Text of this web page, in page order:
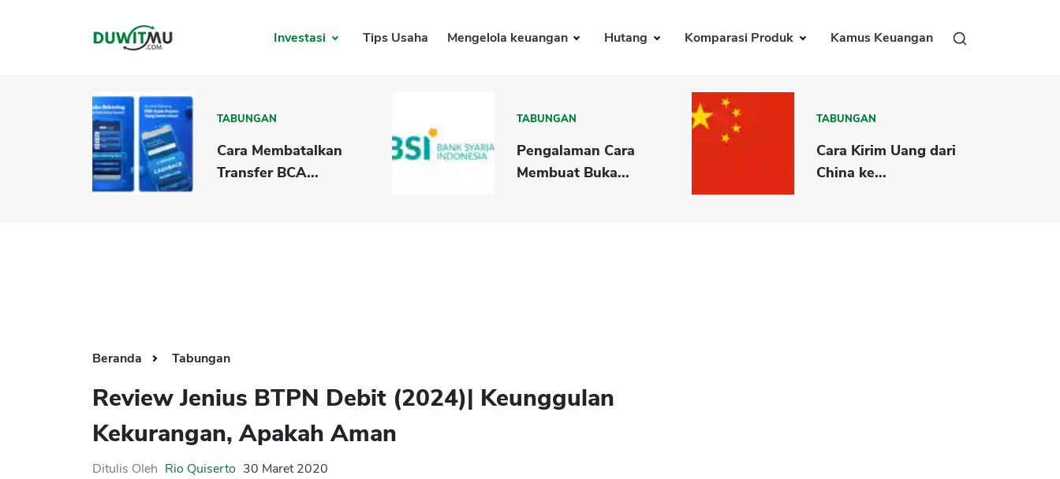
Investasi Tips Usaha Mengelola keuangan Hutang Komparasi Produk Kamus Keuangan
TABUNGAN
Cara Membatalkan
Transfer BCA...
TABUNGAN
Pengalaman Cara
Membuat Buka...
TABUNGAN
Cara Kirim Uang dari
China ke...
Beranda Tabungan
Review Jenius BTPN Debit (2024)| Keunggulan
Kekurangan, Apakah Aman
Ditulis Oleh Rio Quiserto 30 Maret 2020